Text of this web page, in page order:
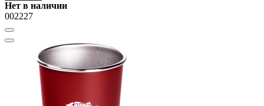
Нет в наличии
002227